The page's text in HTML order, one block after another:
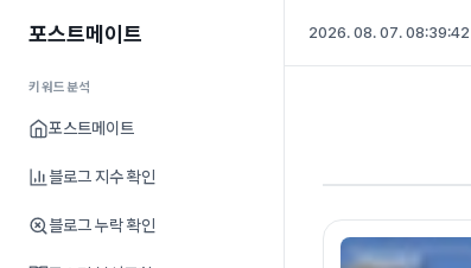
포스트메이트
키워드분석
포스트메이트
블로그 지수 확인
블로그 누락 확인
2026. 08. 07. 08:39:42